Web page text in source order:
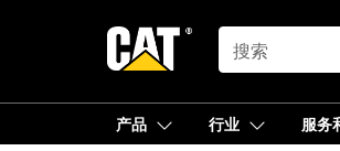
SEARCH
产品 行业 服务